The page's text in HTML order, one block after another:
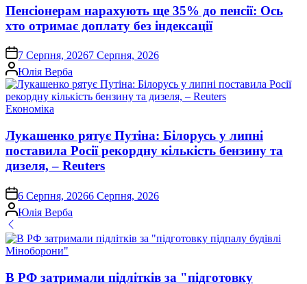
Пенсіонерам нарахують ще 35% до пенсії: Ось
хто отримає доплату без індексації
on 7 Серпня, 20267 Серпня, 2026
Опубліковано
Юлія Верба
Опублікувати
Економіка
Лукашенко рятує Путіна: Білорусь у липні
поставила Росії рекордну кількість бензину та
дизеля, – Reuters
on6 Серпня, 20266 Серпня, 2026
Опубліковано
Юлія Верба
В РФ затримали підлітків за "підготовку